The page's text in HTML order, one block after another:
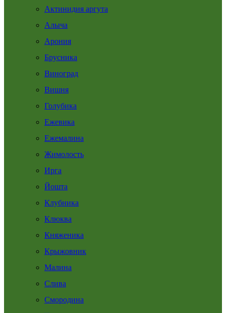
Актинидия аргута
Алыча
Арония
Брусника
Виноград
Вишня
Голубика
Ежевика
Ежемалина
Жимолость
Ирга
Йошта
Клубника
Клюква
Княженика
Крыжовник
Малина
Слива
Смородина